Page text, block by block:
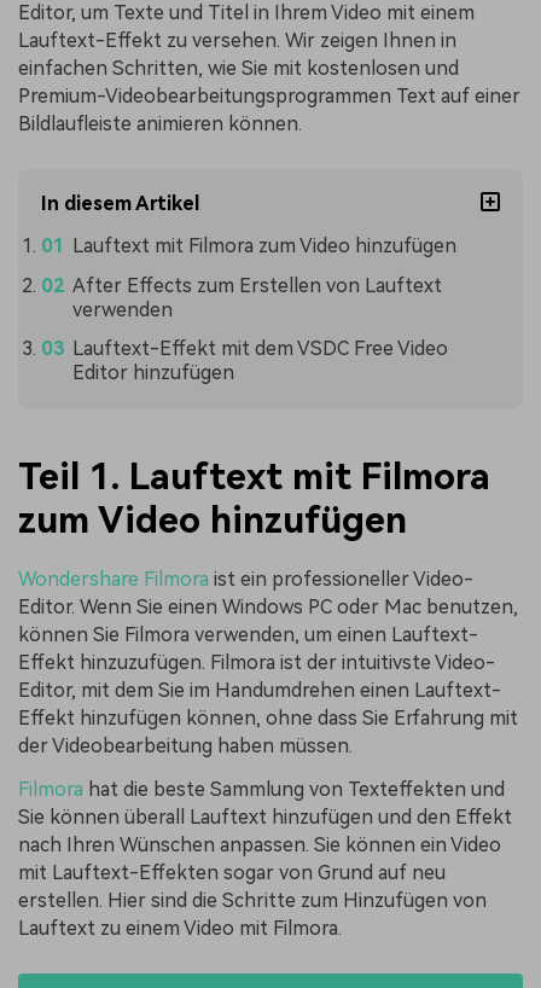
Editor, um Texte und Titel in Ihrem Video mit einem
Lauftext-Effekt zu versehen. Wir zeigen Ihnen in
einfachen Schritten, wie Sie mit kostenlosen und
Premium-Videobearbeitungsprogrammen Text auf einer
Bildlaufleiste animieren können.
In diesem Artikel
Lauftext mit Filmora zum Video hinzufügen
After Effects zum Erstellen von Lauftext
verwenden
Lauftext-Effekt mit dem VSDC Free Video
Editor hinzufügen
Teil 1. Lauftext mit Filmora
zum Video hinzufügen
Wondershare Filmora ist ein professioneller Video-
Editor. Wenn Sie einen Windows PC oder Mac benutzen,
können Sie Filmora verwenden, um einen Lauftext-
Effekt hinzuzufügen. Filmora ist der intuitivste Video-
Editor, mit dem Sie im Handumdrehen einen Lauftext-
Effekt hinzufügen können, ohne dass Sie Erfahrung mit
der Videobearbeitung haben müssen.
Filmora hat die beste Sammlung von Texteffekten und
Sie können überall Lauftext hinzufügen und den Effekt
nach Ihren Wünschen anpassen. Sie können ein Video
mit Lauftext-Effekten sogar von Grund auf neu
erstellen. Hier sind die Schritte zum Hinzufügen von
Lauftext zu einem Video mit Filmora.